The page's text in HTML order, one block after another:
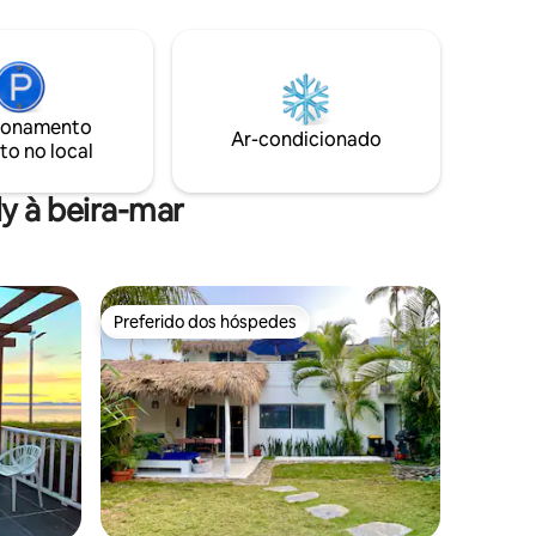
de
pequenos eletrodomésticos e utilitários
básicos de cozinha. Para seu conforto:
toalhas de praia gratuitas, xampu e
sabonete para o corpo. A eletricidade
no local
Ar-condicionado
à beira-mar
Preferido dos hóspedes
Preferido dos hóspedes